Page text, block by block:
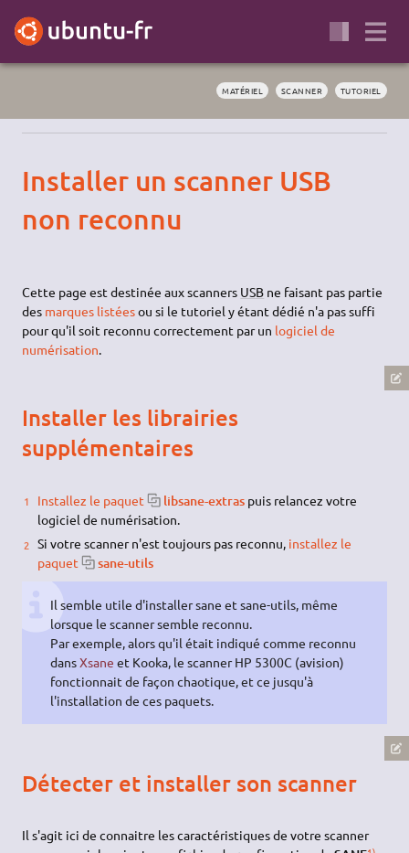
MATÉRIEL SCANNER TUTORIEL
Installer un scanner USB
non reconnu
Cette page est destinée aux scanners USB ne faisant pas partie
des marques listéesou si le tutoriel y étant dédié n'a pas suffi
pour qu'il soit reconnu correctement par un logiciel de
numérisation.
Installer les librairies
supplémentaires
Installez le paquet libsane-extraspuis relancez votre
logiciel de numérisation.
Si votre scanner n'est toujours pas reconnu, installez le
paquet
sane-utils
Il semble utile d'installer sane et sane-utils, même
lorsque le scanner semble reconnu.
Par exemple, alors qu'il était indiqué comme reconnu
dansXsane et Kooka, le scanner HP 5300C (avision)
fonctionnait de façon chaotique, et ce jusqu'à
l'installation de ces paquets.
Détecter et installer son scanner
Il s'agit ici de connaitre les caractéristiques de votre scanner